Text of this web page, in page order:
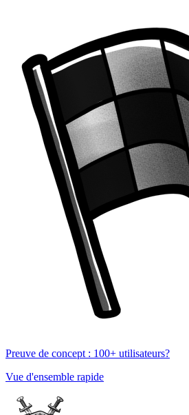
Preuve de concept : 100+ utilisateurs?
Vue d'ensemble rapide